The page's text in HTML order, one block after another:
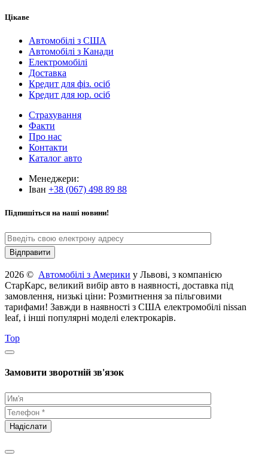
Цікаве
Автомобілі з США
Автомобілі з Канади
Електромобілі
Доставка
Кредит для фіз. осіб
Кредит для юр. осіб
Страхування
Факти
Про нас
Контакти
Каталог авто
Менеджери:
Іван +38 (067) 498 89 88
Підпишіться на наші новини!
2026 © Автомобілі з Америки у Львові, з компанією
СтарКарс, великий вибір авто в наявності, доставка під
замовлення, низькі ціни: Розмитнення за пільговими
тарифами! Завжди в наявності з США електромобілі nissan
leaf, і інші популярні моделі електрокарів.
Top
Замовити зворотній зв'язок